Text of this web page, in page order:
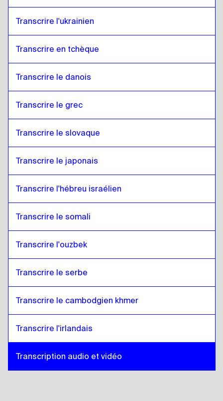
Transcrire l'ukrainien
Transcrire en tchèque
Transcrire le danois
Transcrire le grec
Transcrire le slovaque
Transcrire le japonais
Transcrire l'hébreu israélien
Transcrire le somali
Transcrire l'ouzbek
Transcrire le serbe
Transcrire le cambodgien khmer
Transcrire l'irlandais
Transcription audio et vidéo